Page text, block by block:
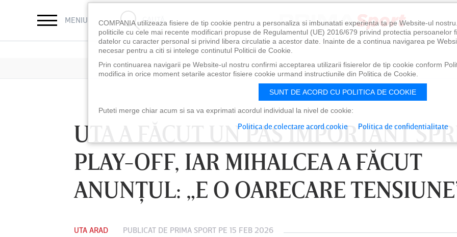
MENIU CAUTĂ
UTA A FĂCUT UN PAS IMPORTANT SPRE
PLAY-OFF, IAR MIHALCEA A FĂCUT
ANUNŢUL: „E O OARECARE
UTA ARAD PUBLICAT DE PRIMA SPORT PE 15 FEB 2026
COMPANIA utilizeaza fisiere de tip cookie pentru a personaliza si imbunatati experienta ta pe Website-ul
politicile cu cele mai recente modificari propuse de Regulamentul (UE) 2016/679 privind protectia persoanelor
datelor cu caracter personal si privind libera circulatie a acestor date. Inainte de a continua navigarea pe
necesar pentru a citi si intelege continutul Politicii de Cookie.
Prin continuarea navigarii pe Website-ul nostru confirmi acceptarea utilizarii fisierelor de tip cookie conform
modifica in orice moment setarile acestor fisiere cookie urmand instructiunile din Politica de Cookie.
SUNT DE ACORD CU POLITICA DE COOKIE
Puteti merge chiar acum si sa va exprimati acordul individual la nivel de cookie:
Politica de colectare acord cookie Politica de confidentialitate